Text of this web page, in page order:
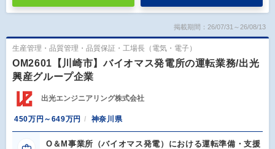
掲載期間：26/07/31～26/08/13
生産管理・品質管理・品質保証・工場長（電気・電子）
OM2601【川崎市】バイオマス発電所の運転業務/出光
興産グループ企業
出光エンジニアリング株式会社
450万円～649万円 神奈川県
O＆M事業所（バイオマス発電）における運転準備・支援